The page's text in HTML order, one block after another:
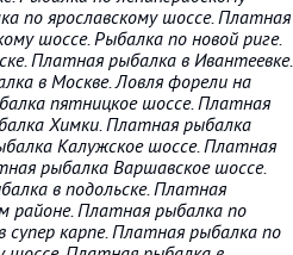
по ярославскому шоссе. Платная
шоссе. Рыбалка по новой риге.
Платная рыбалка в Ивантеевке.
в Москве. Ловля форели на
пятницкое шоссе. Платная
Химки. Платная рыбалка
Калужское шоссе. Платная
рыбалка Варшавское шоссе.
в подольске. Платная
районе. Платная рыбалка по
карпе. Платная рыбалка по